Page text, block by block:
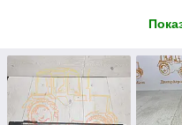
знарядь. Розміщується
Корпус коробки передач та
марки ЮМЗ поділено на два
диференціал та